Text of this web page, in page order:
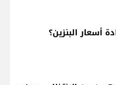
أسعار البنزين؟